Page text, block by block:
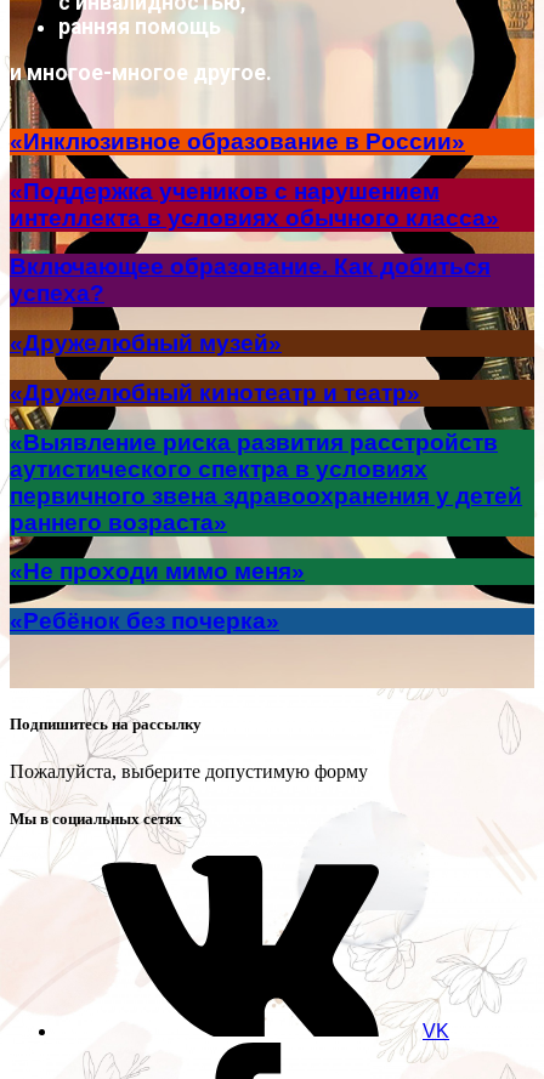
ранняя помощь
и многое-многое другое.
«Инклюзивное образование в России»
«Поддержка учеников с нарушением
интеллекта в условиях обычного класса»
Включающее образование. Как добиться
успеха?
«Дружелюбный музей»
«Дружелюбный кинотеатр и театр»
«Выявление риска развития расстройств
аутистического спектра в условиях
первичного звена здравоохранения у детей
раннего возраста»
«Не проходи мимо меня»
«Ребёнок без почерка»
Подпишитесь на рассылку
Пожалуйста, выберите допустимую форму
Мы в социальных сетях
VK